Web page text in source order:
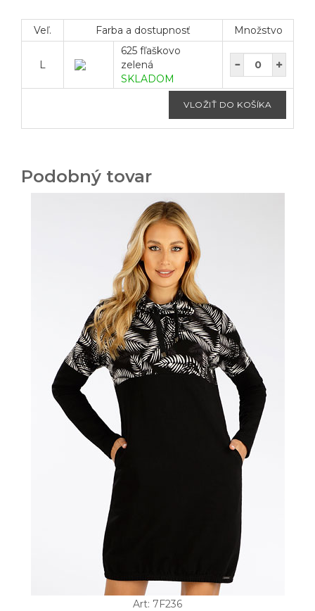
Veľ. Farba a dostupnosť Množstvo
L
625 fľaškovo
zelená
SKLADOM
Podobný tovar
Art: 7F236